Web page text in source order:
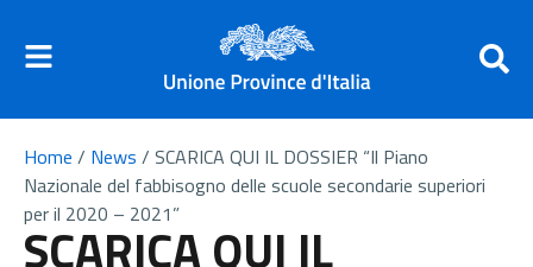
Home / News / SCARICA QUI IL DOSSIER “Il Piano
Nazionale del fabbisogno delle scuole secondarie superiori
per il 2020 – 2021”
SCARICA QUI IL